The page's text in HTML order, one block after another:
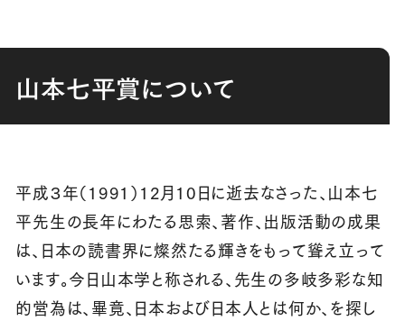
山本七平賞について
平成３年（1991）12月10日に逝去なさった、山本七
平先生の長年にわたる思索、著作、出版活動の成果
は、日本の読書界に燦然たる輝きをもって聳え立って
います。今日山本学と称される、先生の多岐多彩な知
的営為は、畢竟、日本および日本人とは何か、を探し